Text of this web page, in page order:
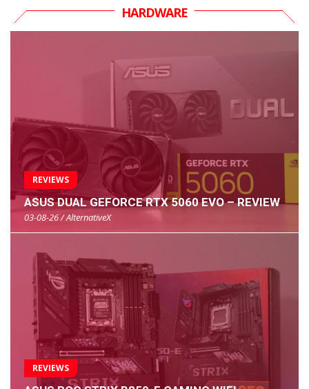
HARDWARE
REVIEWS
ASUS DUAL GEFORCE RTX 5060 EVO – REVIEW
03-08-26 / AlternativeX
REVIEWS